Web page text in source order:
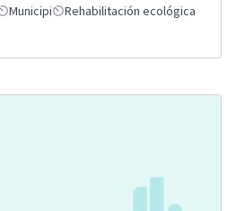
Municipi
Rehabilitación ecológica